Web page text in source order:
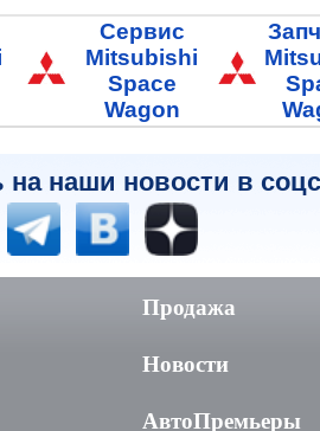
Сервис
Mitsubishi
Space
Wagon
наши новости в
Продажа
Новости
АвтоПремьеры